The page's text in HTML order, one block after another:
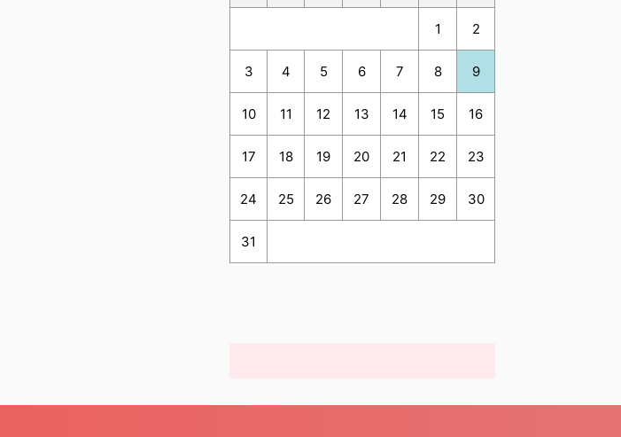
1 2
3 4 5 6 7 8 9
10 11 12 13 14 15 16
17 18 19 20 21 22 23
24 25 26 27 28 29 30
31